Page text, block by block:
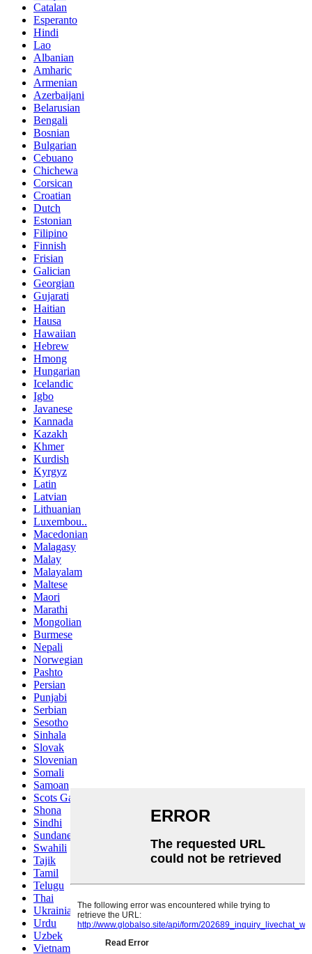
Catalan
Esperanto
Hindi
Lao
Albanian
Amharic
Armenian
Azerbaijani
Belarusian
Bengali
Bosnian
Bulgarian
Cebuano
Chichewa
Corsican
Croatian
Dutch
Estonian
Filipino
Finnish
Frisian
Galician
Georgian
Gujarati
Haitian
Hausa
Hawaiian
Hebrew
Hmong
Hungarian
Icelandic
Igbo
Javanese
Kannada
Kazakh
Khmer
Kurdish
Kyrgyz
Latin
Latvian
Lithuanian
Luxembou..
Macedonian
Malagasy
Malay
Malayalam
Maltese
Maori
Marathi
Mongolian
Burmese
Nepali
Norwegian
Pashto
Persian
Punjabi
Serbian
Sesotho
Sinhala
Slovak
Slovenian
Somali
Samoan
Scots Gaelic
Shona
Sindhi
Sundanese
Swahili
Tajik
Tamil
Telugu
Thai
Ukrainian
Urdu
Uzbek
Vietnamese